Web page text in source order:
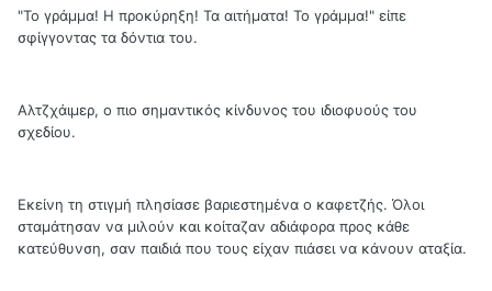
"Το γράμμα! Η προκύρηξη! Τα αιτήματα! Το γράμμα!" είπε
σφίγγοντας τα δόντια του.
Αλτζχάιμερ, ο πιο σημαντικός κίνδυνος του ιδιοφυούς του
σχεδίου.
Εκείνη τη στιγμή πλησίασε βαριεστημένα ο καφετζής. Όλοι
σταμάτησαν να μιλούν και κοίταζαν αδιάφορα προς κάθε
κατεύθυνση, σαν παιδιά που τους είχαν πιάσει να κάνουν αταξία.